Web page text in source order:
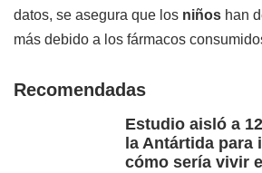
datos, se asegura que los niños han
más debido a los fármacos
Recomendadas
Estudio aisló a
la Antártida para
cómo sería vivir